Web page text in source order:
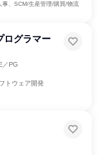
事、SCM/生産管理/購買/物流
ログラマー
／PG
トウェア開発